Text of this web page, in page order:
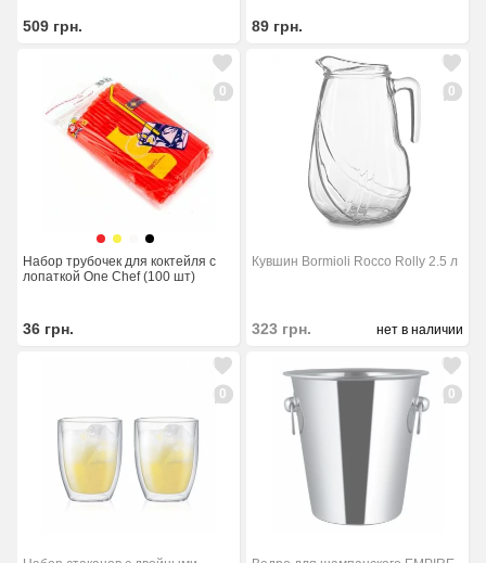
509 грн. 89 грн.
0
Набор трубочек для коктейля с
лопаткой One Chef (100 шт)
36 грн.
0
Кувшин Bormioli Rocco Rolly 2.5 л
323 грн. нет в наличии
0 0